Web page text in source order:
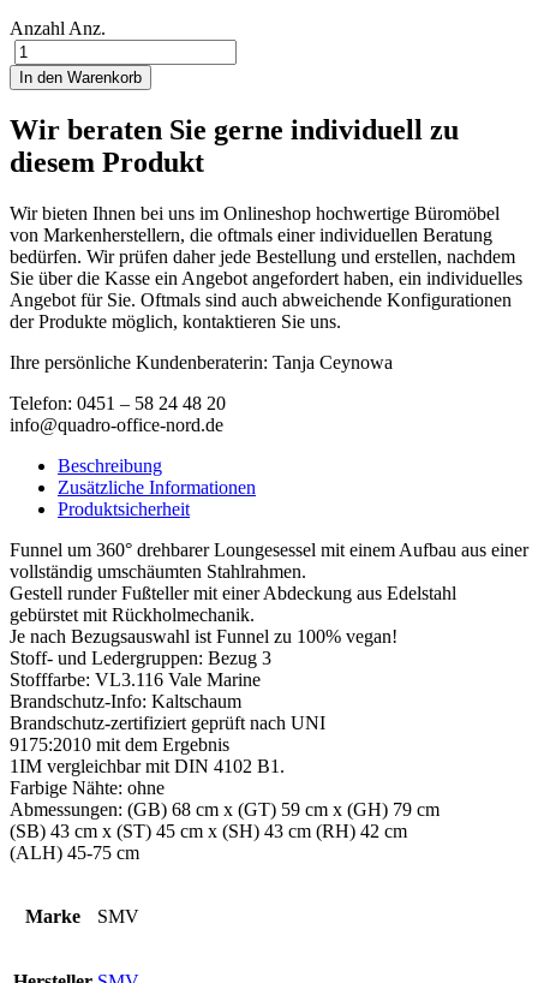
Anzahl Anz.
In den Warenkorb
Wir beraten Sie gerne individuell zu
diesem Produkt
Wir bieten Ihnen bei uns im Onlineshop hochwertige Büromöbel
von Markenherstellern, die oftmals einer individuellen Beratung
bedürfen. Wir prüfen daher jede Bestellung und erstellen, nachdem
Sie über die Kasse ein Angebot angefordert haben, ein individuelles
Angebot für Sie. Oftmals sind auch abweichende Konfigurationen
der Produkte möglich, kontaktieren Sie uns.
Ihre persönliche Kundenberaterin: Tanja Ceynowa
Telefon: 0451 – 58 24 48 20
info@quadro-office-nord.de
Beschreibung
Zusätzliche Informationen
Produktsicherheit
Funnel um 360° drehbarer Loungesessel mit einem Aufbau aus einer
vollständig umschäumten Stahlrahmen.
Gestell runder Fußteller mit einer Abdeckung aus Edelstahl
gebürstet mit Rückholmechanik.
Je nach Bezugsauswahl ist Funnel zu 100% vegan!
Stoff- und Ledergruppen: Bezug 3
Stofffarbe: VL3.116 Vale Marine
Brandschutz-Info: Kaltschaum
Brandschutz-zertifiziert geprüft nach UNI
9175:2010 mit dem Ergebnis
1IM vergleichbar mit DIN 4102 B1.
Farbige Nähte: ohne
Abmessungen: (GB) 68 cm x (GT) 59 cm x (GH) 79 cm
(SB) 43 cm x (ST) 45 cm x (SH) 43 cm (RH) 42 cm
(ALH) 45-75 cm
Marke SMV